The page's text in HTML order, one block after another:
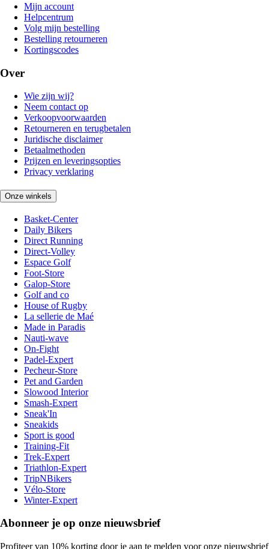
Mijn account
Helpcentrum
Volg mijn bestelling
Bestelling retourneren
Kortingscodes
Over
Wie zijn wij?
Neem contact op
Verkoopvoorwaarden
Retourneren en terugbetalen
Juridische disclaimer
Betaalmethoden
Prijzen en leveringsopties
Privacy verklaring
Onze winkels
Basket-Center
Daily Bikers
Direct Running
Direct-Volley
Espace Golf
Foot-Store
Galop-Store
Golf and co
House of Rugby
La sellerie de Maé
Made in Paradis
Nauti-wave
On-Fight
Padel-Expert
Pecheur-Store
Pet and Garden
Slowood Interior
Smash-Expert
Sneak'In
Sneakids
Sport is good
Training-Fit
Trek-Expert
Triathlon-Expert
TripNBikers
Vélo-Store
Winter-Expert
Abonneer je op onze nieuwsbrief
Profiteer van 10% korting door je aan te melden voor onze nieuwsbrief